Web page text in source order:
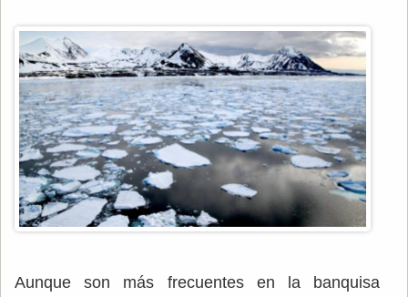
Aunque son más frecuentes en la banquisa